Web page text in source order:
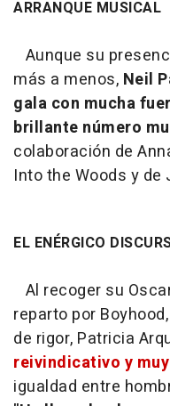
ARRANQUE MUSICAL
Aunque su
más a menos, Neil
gala con mucha
brillante número
colaboración de
Into the Woods y de
EL ENÉRGICO
Al recoger su
reparto por
de rigor, Patricia
reivindicativo y
igualdad entre